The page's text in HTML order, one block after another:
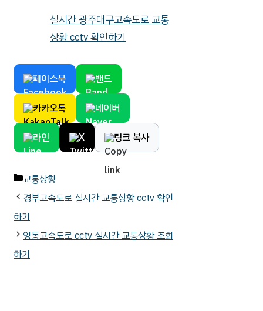
실시간 광주대구고속도로 교통
상황 cctv 확인하기
페이스북 밴드
카카오톡 네이버
라인 X 링크 복사
카
테
고
리
교통상황
경부고속도로 실시간 교통상황 cctv 확인
하기
영동고속도로 cctv 실시간 교통상황 조회
하기